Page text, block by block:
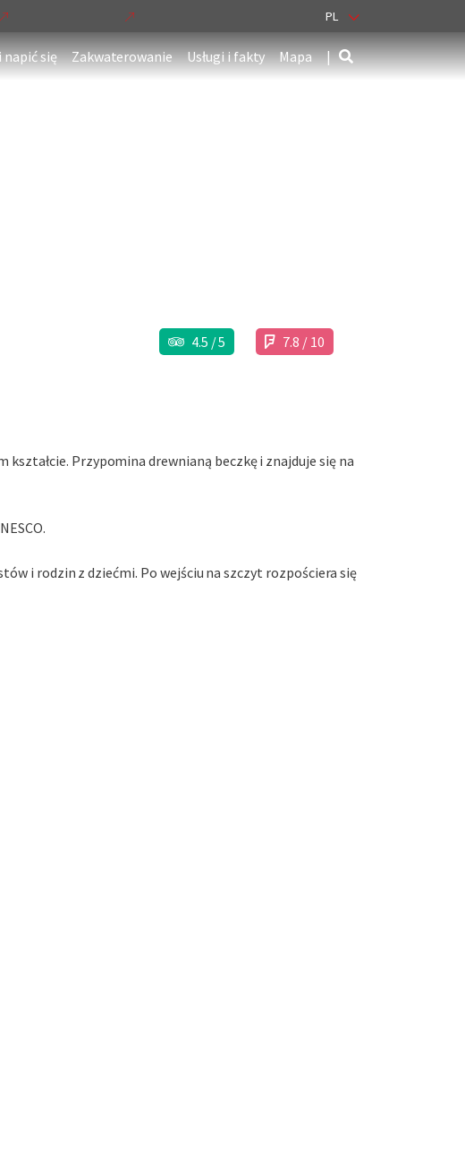
PL
napić się Zakwaterowanie Usługi i fakty Mapa |
4.5 / 5 7.8 / 10
Przypomina drewnianą beczkę i znajduje się na
i rodzin z dziećmi. Po wejściu na szczyt rozpościera się